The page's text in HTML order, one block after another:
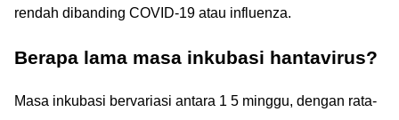
rendah dibanding COVID-19 atau influenza.
Berapa lama masa inkubasi hantavirus?
Masa inkubasi bervariasi antara 1 5 minggu, dengan rata-